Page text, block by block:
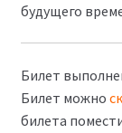
будущего
Билет
Билет можно
билета